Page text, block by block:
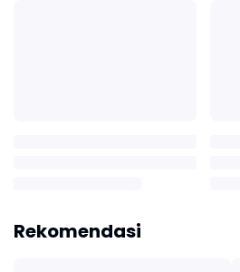
Rekomendasi